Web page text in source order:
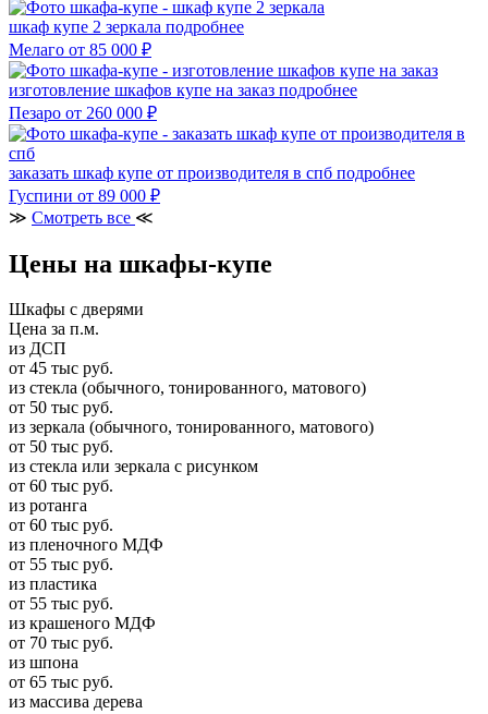
шкаф купе 2 зеркала подробнее
Мелаго от 85 000 ₽
изготовление шкафов купе на заказ подробнее
Пезаро от 260 000 ₽
заказать шкаф купе от производителя в спб подробнее
Гуспини от 89 000 ₽
≫ Смотреть все ≪
Цены на шкафы-купе
Шкафы с дверями
Цена за п.м.
из ДСП
от 45 тыс руб.
из стекла (обычного, тонированного, матового)
от 50 тыс руб.
из зеркала (обычного, тонированного, матового)
от 50 тыс руб.
из стекла или зеркала с рисунком
от 60 тыс руб.
из ротанга
от 60 тыс руб.
из пленочного МДФ
от 55 тыс руб.
из пластика
от 55 тыс руб.
из крашеного МДФ
от 70 тыс руб.
из шпона
от 65 тыс руб.
из массива дерева